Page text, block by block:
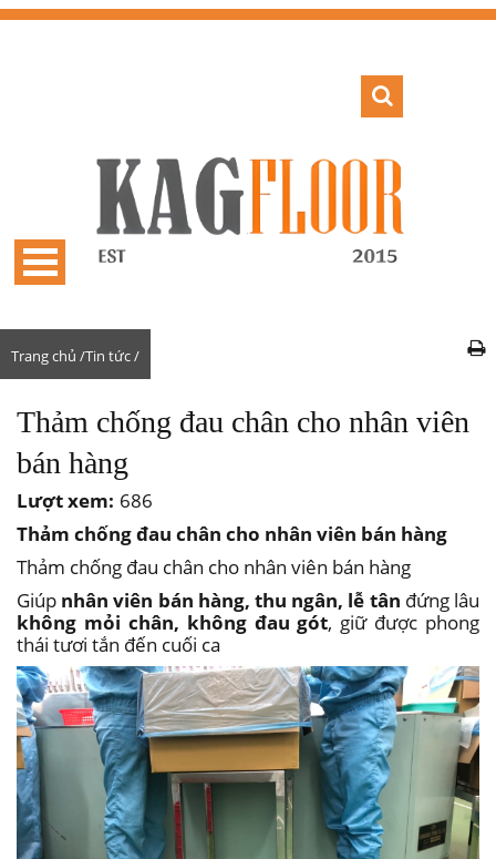
Trang chủ /Tin tức /
Thảm chống đau chân cho nhân viên
bán hàng
Lượt xem: 686
Thảm chống đau chân cho nhân viên bán hàng
Thảm chống đau chân cho nhân viên bán hàng
Giúp nhân viên bán hàng, thu ngân, lễ tân đứng lâu
không mỏi chân, không đau gót, giữ được phong
thái tươi tắn đến cuối ca